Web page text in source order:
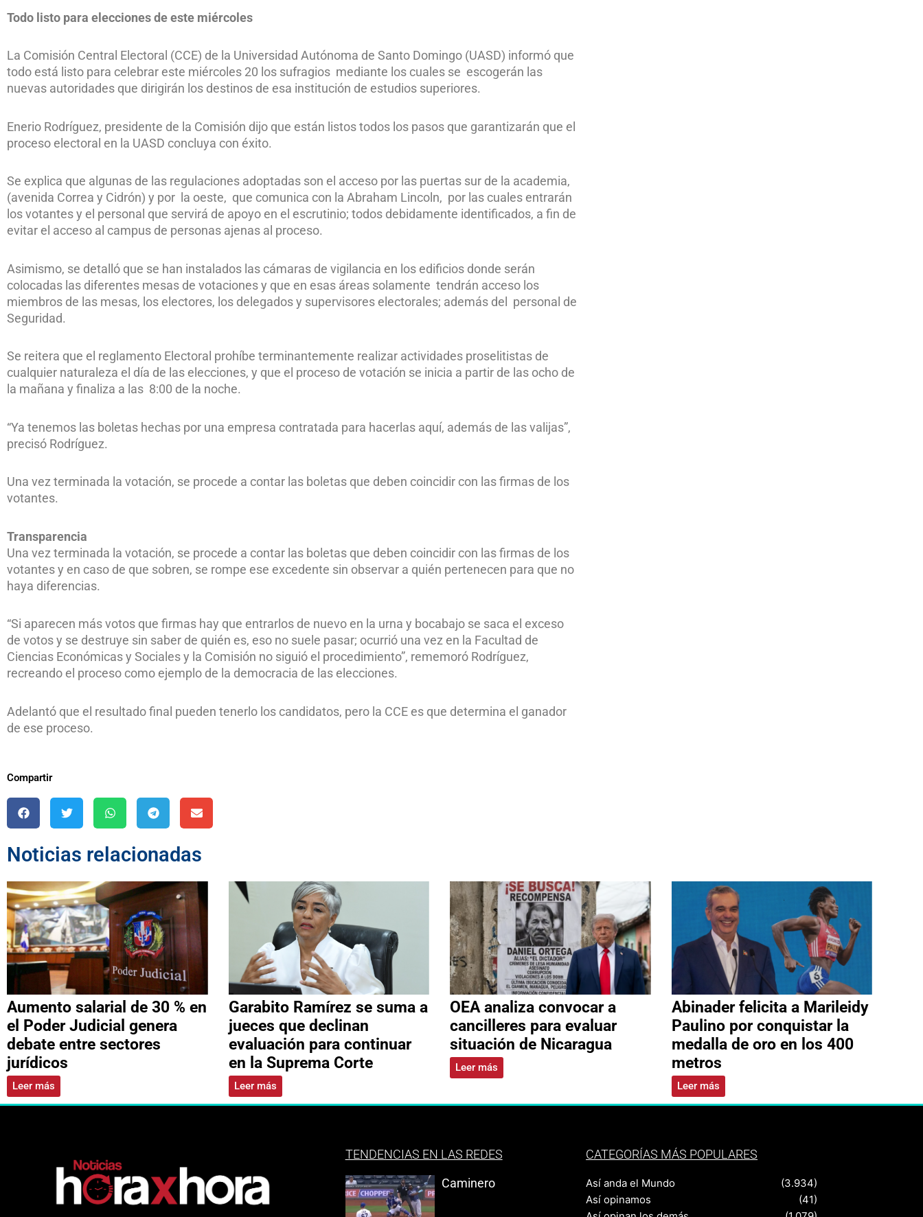
Todo listo para elecciones de este miércoles
La Comisión Central Electoral (CCE) de la Universidad Autónoma de Santo Domingo (UASD) informó que
todo está listo para celebrar este miércoles 20 los sufragios mediante los cuales se escogerán las
nuevas autoridades que dirigirán los destinos de esa institución de estudios superiores.
Enerio Rodríguez, presidente de la Comisión dijo que están listos todos los pasos que garantizarán que el
proceso electoral en la UASD concluya con éxito.
Se explica que algunas de las regulaciones adoptadas son el acceso por las puertas sur de la academia,
(avenida Correa y Cidrón) y por la oeste, que comunica con la Abraham Lincoln, por las cuales entrarán
los votantes y el personal que servirá de apoyo en el escrutinio; todos debidamente identificados, a fin de
evitar el acceso al campus de personas ajenas al proceso.
Asimismo, se detalló que se han instalados las cámaras de vigilancia en los edificios donde serán
colocadas las diferentes mesas de votaciones y que en esas áreas solamente tendrán acceso los
miembros de las mesas, los electores, los delegados y supervisores electorales; además del personal de
Seguridad.
Se reitera que el reglamento Electoral prohíbe terminantemente realizar actividades proselitistas de
cualquier naturaleza el día de las elecciones, y que el proceso de votación se inicia a partir de las ocho de
la mañana y finaliza a las 8:00 de la noche.
“Ya tenemos las boletas hechas por una empresa contratada para hacerlas aquí, además de las valijas”,
precisó Rodríguez.
Una vez terminada la votación, se procede a contar las boletas que deben coincidir con las firmas de los
votantes.
Transparencia
Una vez terminada la votación, se procede a contar las boletas que deben coincidir con las firmas de los
votantes y en caso de que sobren, se rompe ese excedente sin observar a quién pertenecen para que no
haya diferencias.
“Si aparecen más votos que firmas hay que entrarlos de nuevo en la urna y bocabajo se saca el exceso
de votos y se destruye sin saber de quién es, eso no suele pasar; ocurrió una vez en la Facultad de
Ciencias Económicas y Sociales y la Comisión no siguió el procedimiento”, rememoró Rodríguez,
recreando el proceso como ejemplo de la democracia de las elecciones.
Adelantó que el resultado final pueden tenerlo los candidatos, pero la CCE es que determina el ganador
de ese proceso.
Compartir
Noticias relacionadas
Aumento salarial de 30 % en
el Poder Judicial genera
debate entre sectores
jurídicos
Leer más
Garabito Ramírez se suma a
jueces que declinan
evaluación para continuar
en la Suprema Corte
Leer más
OEA analiza convocar a
cancilleres para evaluar
situación de Nicaragua
Leer más
Abinader felicita a Marileidy
Paulino por conquistar la
medalla de oro en los 400
metros
Leer más
TENDENCIAS EN LAS REDES
Caminero
CATEGORÍAS MÁS POPULARES
Así anda el Mundo
(3.934)
Así opinamos
(41)